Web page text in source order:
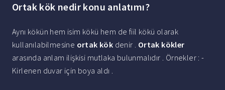
Ortak kök nedir konu anlatımı?
Aynı kökün hem isim kökü hem de fiil kökü olarak
kullanılabilmesine ortak kök denir . Ortak kökler
arasında anlam ilişkisi mutlaka bulunmalıdır . Örnekler : -
Kirlenen duvar için boya aldı .